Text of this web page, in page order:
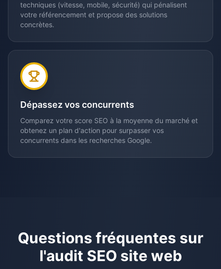
techniques (vitesse, mobile, sécurité) qui pénalisent
votre référencement et propose des solutions
concrètes.
Dépassez vos concurrents
Comparez votre score SEO à la moyenne du marché et
obtenez un plan d'action pour surpasser vos
concurrents dans les recherches Google.
Questions fréquentes sur
l'audit SEO site web